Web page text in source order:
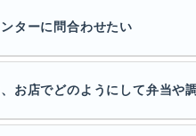
ターに問合わせたい
お店でどのようにして弁当や